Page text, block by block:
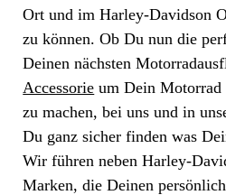
Ort und im Harley-Davidson
zu können. Ob Du nun die
Deinen nächsten
Accessorie um Dein Motorrad
zu machen, bei uns und in
Du ganz sicher finden was
Wir führen neben Harley-
Marken, die Deinen